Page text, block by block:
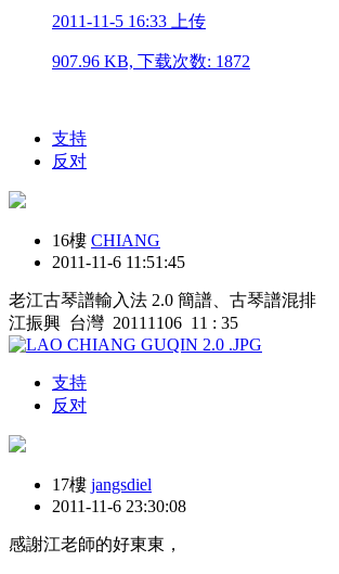
2011-11-5 16:33 上传
907.96 KB, 下载次数: 1872
支持
反对
16樓 CHIANG
2011-11-6 11:51:45
老江古琴譜輸入法 2.0 簡譜、古琴譜混排
江振興 台灣 20111106 11 : 35
支持
反对
17樓 jangsdiel
2011-11-6 23:30:08
感謝江老師的好東東，